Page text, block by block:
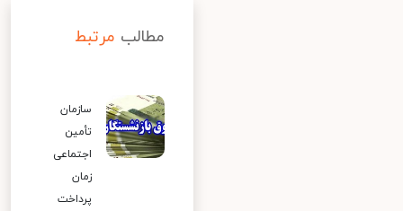
مطالب مرتبط
سازمان
تأمین
اجتماعی
زمان
پرداخت